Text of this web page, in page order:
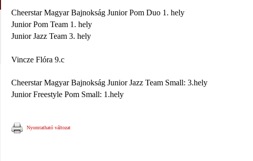
Cheerstar Magyar Bajnokság Junior Pom Duo 1. hely
Junior Pom Team 1. hely
Junior Jazz Team 3. hely
Vincze Flóra 9.c
Cheerstar Magyar Bajnokság Junior Jazz Team Small: 3.hely
Junior Freestyle Pom Small: 1.hely
Nyomtatható változat